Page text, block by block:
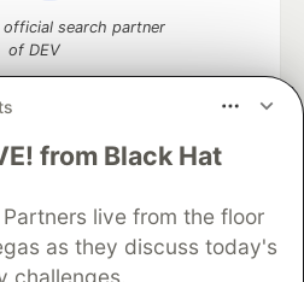
from Black Hat
Partners live from the floor
as they discuss today's
challenges.
search partner
of DEV
to discuss and keep up software
DEV++
Videos
DEV Help
Advertise on DEV
DEV Showcase
Contact